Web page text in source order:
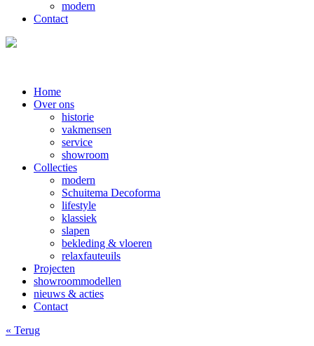
modern
Contact
Home
Over ons
historie
vakmensen
service
showroom
Collecties
modern
Schuitema Decoforma
lifestyle
klassiek
slapen
bekleding & vloeren
relaxfauteuils
Projecten
showroommodellen
nieuws & acties
Contact
« Terug